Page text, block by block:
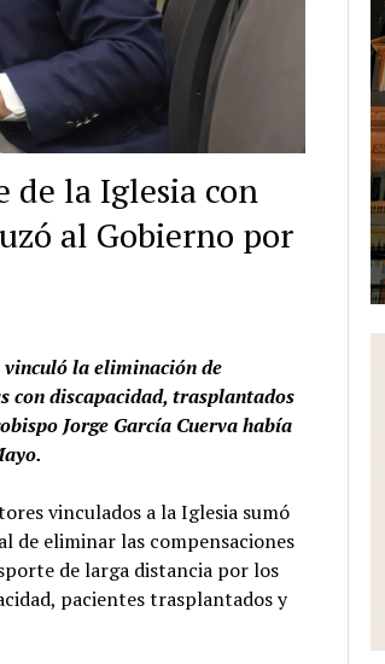
de la Iglesia con
al Gobierno por
vinculó la eliminación de
con discapacidad, trasplantados
Jorge García Cuerva había
vinculados a la Iglesia sumó
de eliminar las compensaciones
de larga distancia por los
pacientes trasplantados y